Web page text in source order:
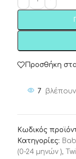
Προσθήκη
7
Κωδικός
Κατηγορίες:
(0-24 μηνών ),